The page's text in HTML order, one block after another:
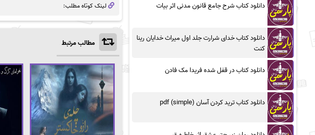
لینک کوتاه مطلب:
مطالب مرتبط
دانلود کتاب شرح جامع قانون مدنی اثر بیات
دانلود کتاب خدای شرارت جلد اول میراث خدایان رینا
کنت
دانلود کتاب در قفل شده فریدا مک فادن
دانلود کتاب ترید کردن آسان (simple) pdf